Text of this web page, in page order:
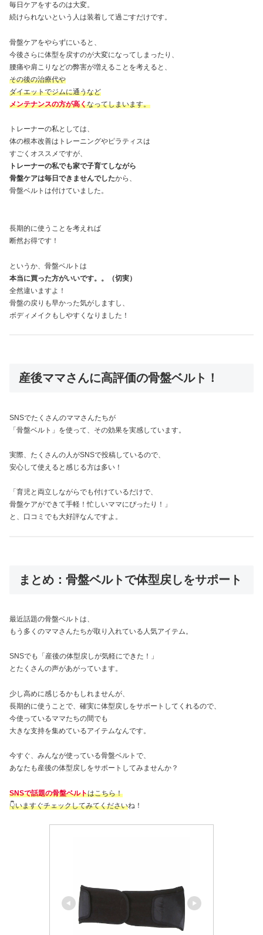
毎日ケアをするのは大変。
続けられないという人は装着して過ごすだけです。
骨盤ケアをやらずにいると、
今後さらに体型を戻すのが大変になってしまったり、
腰痛や肩こりなどの弊害が増えることを考えると、
その後の治療代や
ダイエットでジムに通うなど
メンテナンスの方が高くなってしまいます。
トレーナーの私としては、
体の根本改善はトレーニングやピラティスは
すごくオススメですが、
トレーナーの私でも家で子育てしながら
骨盤ケアは毎日できませんでしたから、
骨盤ベルトは付けていました。
長期的に使うことを考えれば
断然お得です！
というか、骨盤ベルトは
本当に買った方がいいです。。（切実）
全然違いますよ！
骨盤の戻りも早かった気がしますし、
ボディメイクもしやすくなりました！
産後ママさんに高評価の骨盤ベルト！
SNSでたくさんのママさんたちが
「骨盤ベルト」を使って、その効果を実感しています。
実際、たくさんの人がSNSで投稿しているので、
安心して使えると感じる方は多い！
「育児と両立しながらでも付けているだけで、
骨盤ケアができて手軽！忙しいママにぴったり！」
と、口コミでも大好評なんですよ。
まとめ：骨盤ベルトで体型戻しをサポート
最近話題の骨盤ベルトは、
もう多くのママさんたちが取り入れている人気アイテム。
SNSでも「産後の体型戻しが気軽にできた！」
とたくさんの声があがっています。
少し高めに感じるかもしれませんが、
長期的に使うことで、確実に体型戻しをサポートしてくれるので、
今使っているママたちの間でも
大きな支持を集めているアイテムなんです。
今すぐ、みんなが使っている骨盤ベルトで、
あなたも産後の体型戻しをサポートしてみませんか？
SNSで話題の骨盤ベルトはこちら！
👇いますぐチェックしてみてくださいね！